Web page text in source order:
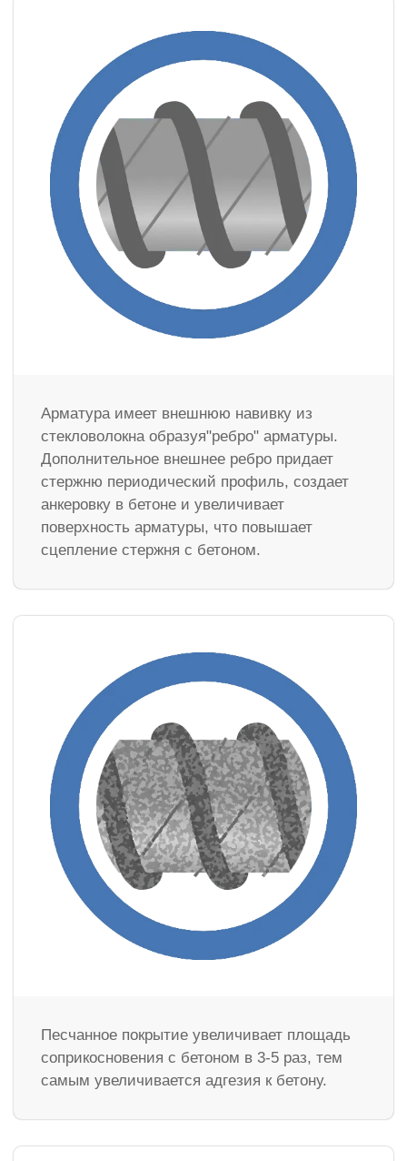
Арматура имеет внешнюю навивку из
стекловолокна образуя"ребро" арматуры.
Дополнительное внешнее ребро придает
стержню периодический профиль, создает
анкеровку в бетоне и увеличивает
поверхность арматуры, что повышает
сцепление стержня с бетоном.
Песчанное покрытие увеличивает площадь
соприкосновения с бетоном в 3-5 раз, тем
самым увеличивается адгезия к бетону.